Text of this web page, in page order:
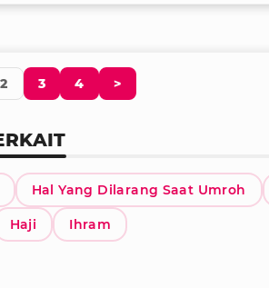
2 3 4 >
Hal Yang Dilarang Saat Umroh
Haji Ihram